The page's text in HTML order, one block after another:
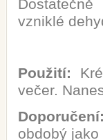
vzniklé
Použití:
večer.
obdobý